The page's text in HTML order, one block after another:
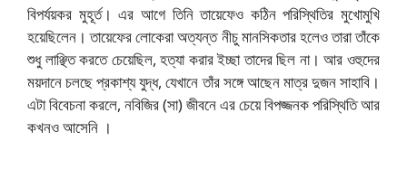
বিপর্যয়কর মুহূর্ত। এর আগে তিনি তায়েফেও কঠিন পরিস্থিতির মুখোমুখি
হয়েছিলেন। তায়েফের লোকেরা অত্যন্ত নীচু মানসিকতার হলেও তারা তাঁকে
শুধু লাঞ্ছিত করতে চেয়েছিল, হত্যা করার ইচ্ছা তাদের ছিল না। আর ওহুদের
ময়দানে চলছে প্রকাশ্য যুদ্ধ, যেখানে তাঁর সঙ্গে আছেন মাত্র দুজন সাহাবি।
এটা বিবেচনা করলে, নবিজির (সা) জীবনে এর চেয়ে বিপজ্জনক পরিস্থিতি আর
কখনও আসেনি ।